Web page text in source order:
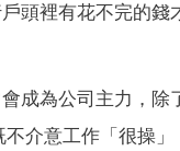
頭裡有花不完的錢
成為公司主力，除
介意工作「很操」